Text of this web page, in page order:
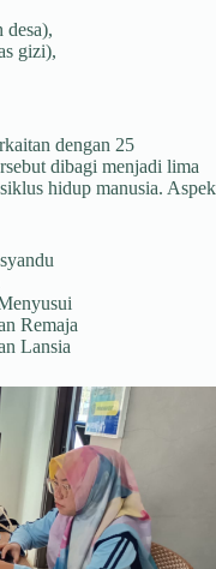
gizi),
dengan 25
dibagi menjadi lima
hidup manusia. Aspek
Remaja
Lansia